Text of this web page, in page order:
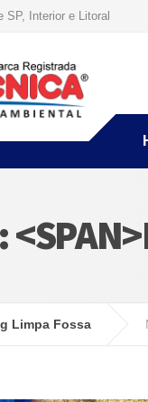
SP, Interior e Litoral
Limpa Fossa